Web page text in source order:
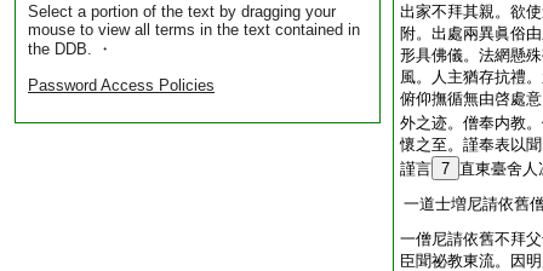
Select a portion of the text by dragging your
mouse to view all terms in the text contained in
the DDB. ・
Password Access Policies
出家不拜其親。欲
附。出處兩異眞俗
形具佛儀。法網懸
風。人主猶存抗禮
俯仰撫循無由啓處
外之迹。僧奉内教
懷之至。謹奉表以
謹言 7 直東臺舍人
一道士増尼請依舊
一僧尼請依舊不拜
臣聞祕教東流。因